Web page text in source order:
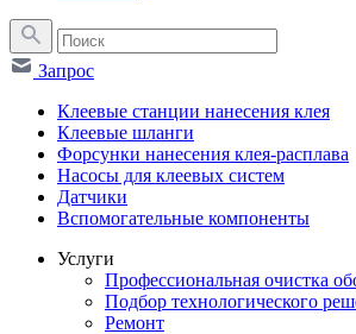
Запрос
Клеевые станции нанесения клея
Клеевые шланги
Форсунки нанесения клея-расплава
Насосы для клеевых систем
Датчики
Вспомогательные компоненты
Услуги
Профессиональная очистка
Подбор технологического
Ремонт